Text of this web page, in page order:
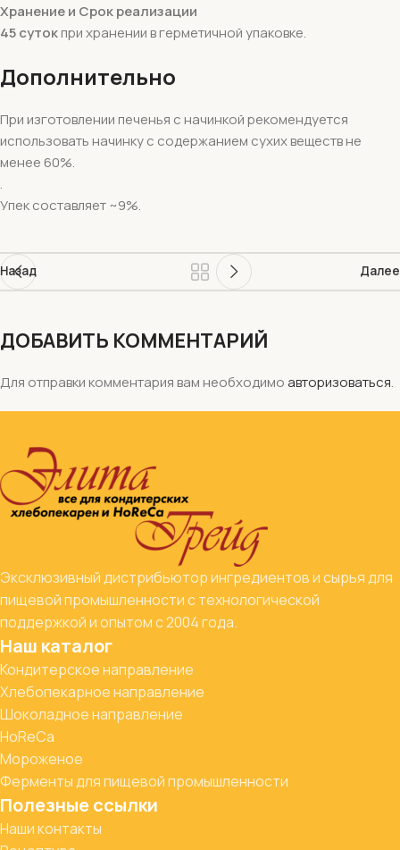
Хранение и Срок реализации
45 сутокпри хранении в герметичной упаковке.
Дополнительно
При изготовлении печенья с начинкой рекомендуется
использовать начинку с содержанием сухих веществ не
менее 60%.
.
Упек составляет ~9%.
Назад Далее
ДОБАВИТЬ КОММЕНТАРИЙ
Для отправки комментария вам необходимоавторизоваться.
Эксклюзивный дистрибьютор ингредиентов и сырья для
пищевой промышленности с технологической
поддержкой и опытом с 2004 года.
Наш каталог
Кондитерское направление
Хлебопекарное направление
Шоколадное направление
HoReCa
Мороженое
Ферменты для пищевой промышленности
Полезные ссылки
Наши контакты